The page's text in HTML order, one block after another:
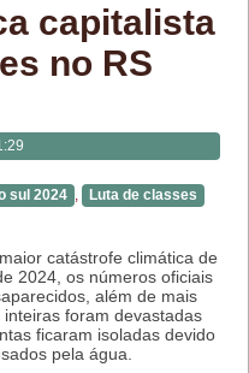
capitalista
no RS
sul 2024
Luta de classes
catástrofe climática de
2024, os números oficiais
além de mais
foram devastadas
ficaram isoladas devido
pela água.